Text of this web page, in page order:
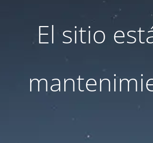
El sitio